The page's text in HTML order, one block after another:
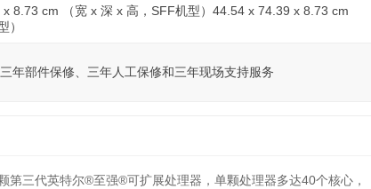
8.73 cm （宽 x 深 x 高，SFF机型）44.54 x 74.39 x 8.73 cm
）
年部件保修、三年人工保修和三年现场支持服务
第三代英特尔®至强®可扩展处理器，单颗处理器多达40个核心，